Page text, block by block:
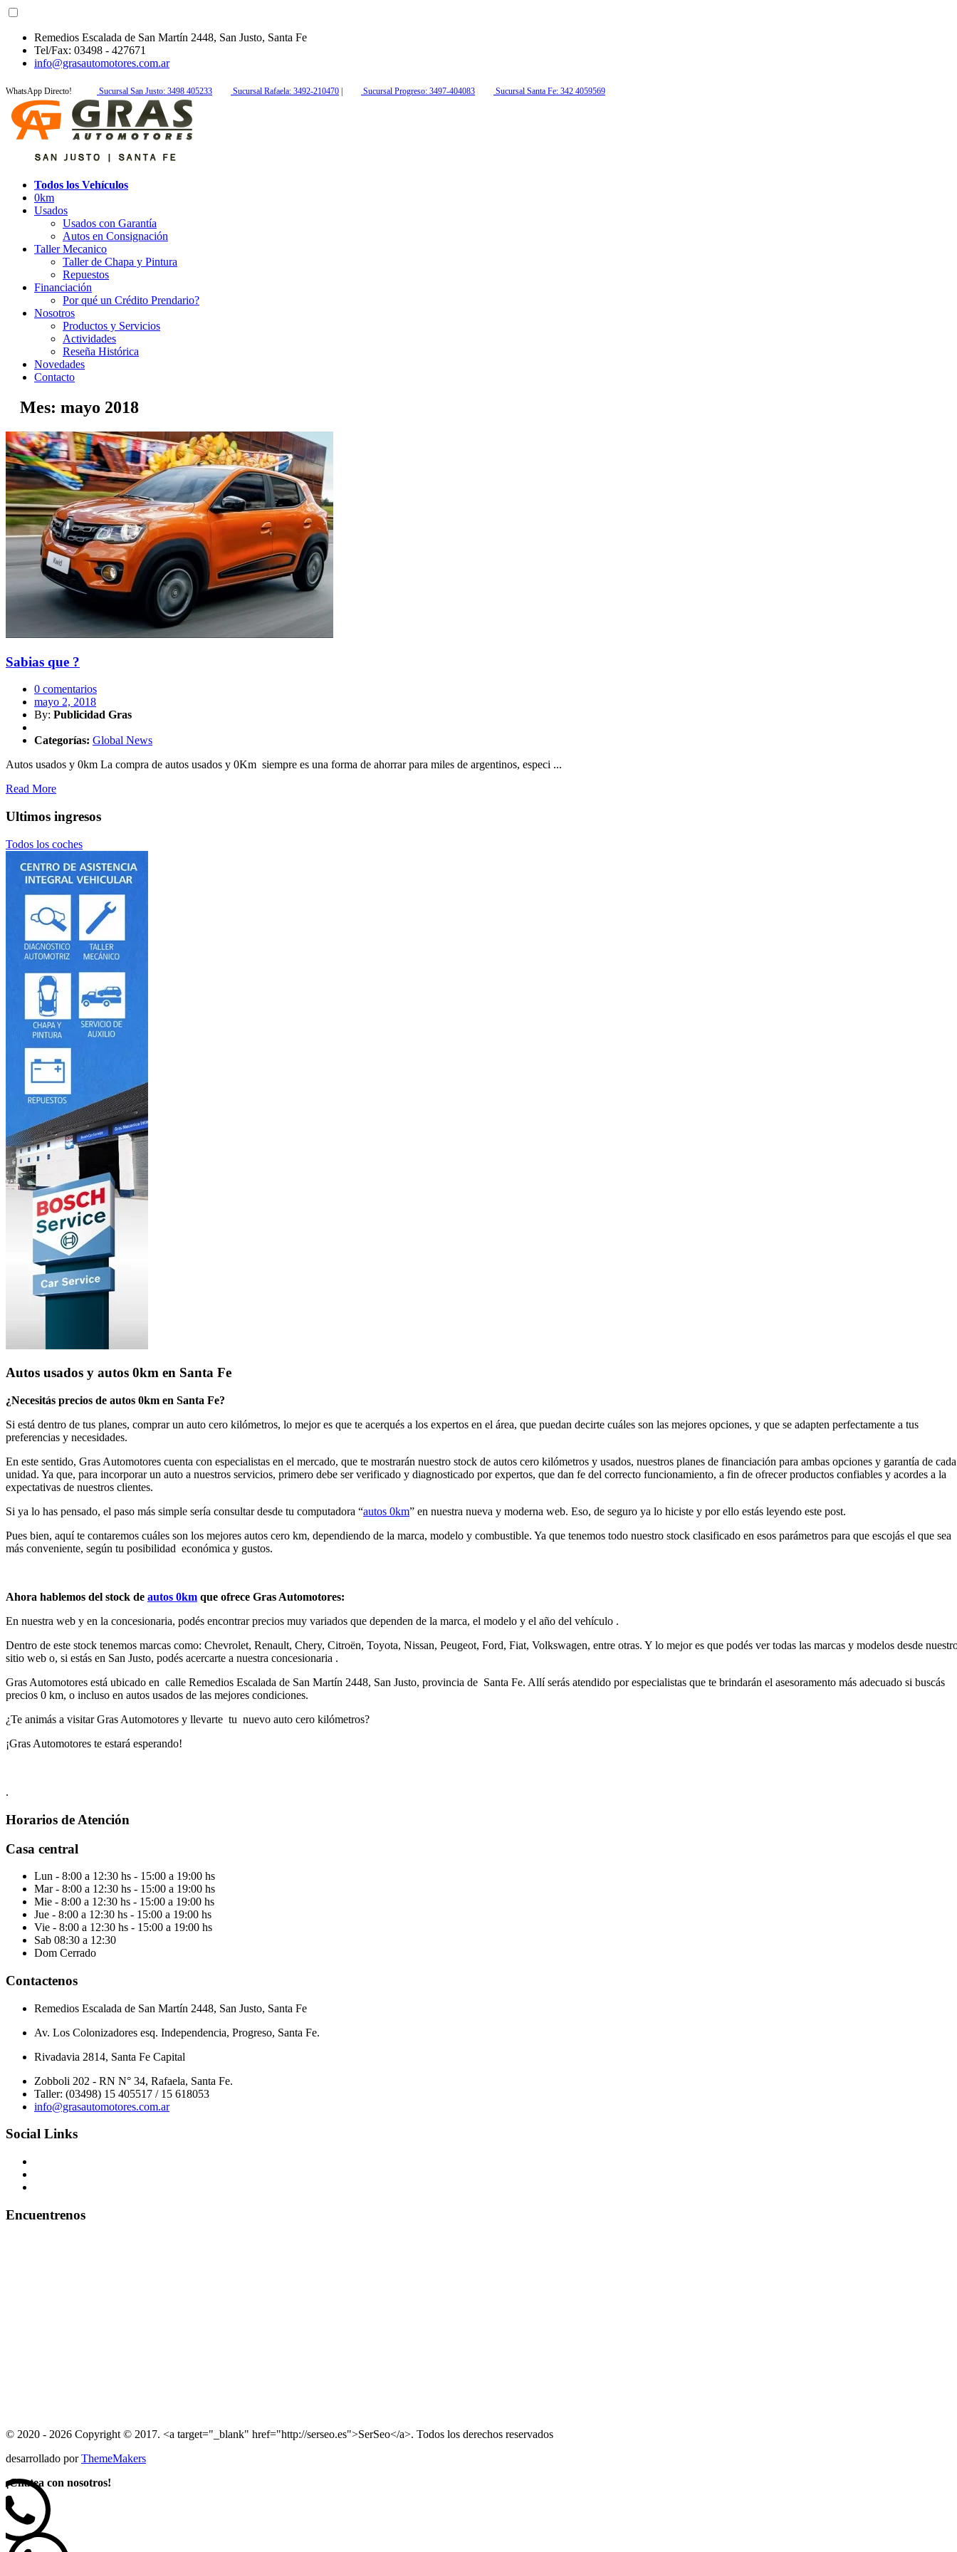
Remedios Escalada de San Martín 2448, San Justo, Santa Fe
Tel/Fax: 03498 - 427671
info@grasautomotores.com.ar
WhatsApp Directo! Sucursal San Justo: 3498 405233 Sucursal Rafaela: 3492-210470 Sucursal Progreso: 3497-404083 Sucursal Santa Fe: 342 4059569
Todos los Vehículos
0km
Usados
Usados con Garantía
Autos en Consignación
Taller Mecanico
Taller de Chapa y Pintura
Repuestos
Financiación
Por qué un Crédito Prendario?
Nosotros
Productos y Servicios
Actividades
Reseña Histórica
Novedades
Contacto
Mes: mayo 2018
Sabias que ?
0 comentarios
mayo 2, 2018
By: Publicidad Gras
Categorías: Global News
Autos usados y 0km La compra de autos usados y 0Km siempre es una forma de ahorrar para miles de argentinos, especi ...
Read More
Ultimos ingresos
Todos los coches
Autos usados y autos 0km en Santa Fe
¿Necesitás precios de autos 0km en Santa Fe?
Si está dentro de tus planes, comprar un auto cero kilómetros, lo mejor es que te acerqués a los expertos en el área, que puedan decirte cuáles son las mejores opciones, y que se adapten perfectamente a tus
preferencias y necesidades.
En este sentido, Gras Automotores cuenta con especialistas en el mercado, que te mostrarán nuestro stock de autos cero kilómetros y usados, nuestros planes de financiación para ambas opciones y garantía de cada
unidad. Ya que, para incorporar un auto a nuestros servicios, primero debe ser verificado y diagnosticado por expertos, que dan fe del correcto funcionamiento, a fin de ofrecer productos confiables y acordes a la
expectativas de nuestros clientes.
Si ya lo has pensado, el paso más simple sería consultar desde tu computadora “autos 0km” en nuestra nueva y moderna web. Eso, de seguro ya lo hiciste y por ello estás leyendo este post.
Pues bien, aquí te contaremos cuáles son los mejores autos cero km, dependiendo de la marca, modelo y combustible. Ya que tenemos todo nuestro stock clasificado en esos parámetros para que escojás el que sea
más conveniente, según tu posibilidad económica y gustos.
Ahora hablemos del stock de autos 0km que ofrece Gras Automotores:
En nuestra web y en la concesionaria, podés encontrar precios muy variados que dependen de la marca, el modelo y el año del vehículo .
Dentro de este stock tenemos marcas como: Chevrolet, Renault, Chery, Citroën, Toyota, Nissan, Peugeot, Ford, Fiat, Volkswagen, entre otras. Y lo mejor es que podés ver todas las marcas y modelos desde
sitio web o, si estás en San Justo, podés acercarte a nuestra concesionaria .
Gras Automotores está ubicado en calle Remedios Escalada de San Martín 2448, San Justo, provincia de Santa Fe. Allí serás atendido por especialistas que te brindarán el asesoramento más adecuado si buscás
precios 0 km, o incluso en autos usados de las mejores condiciones.
¿Te animás a visitar Gras Automotores y llevarte tu nuevo auto cero kilómetros?
¡Gras Automotores te estará esperando!
.
Horarios de Atención
Casa central
Lun - 8:00 a 12:30 hs - 15:00 a 19:00 hs
Mar- 8:00 a 12:30 hs - 15:00 a 19:00 hs
Mie - 8:00 a 12:30 hs - 15:00 a 19:00 hs
Jue - 8:00 a 12:30 hs - 15:00 a 19:00 hs
Vie - 8:00 a 12:30 hs - 15:00 a 19:00 hs
Sab 08:30 a 12:30
Dom Cerrado
Contactenos
Remedios Escalada de San Martín 2448, San Justo, Santa Fe
Av. Los Colonizadores esq. Independencia, Progreso, Santa Fe.
Rivadavia 2814, Santa Fe Capital
Zobboli 202 - RN N° 34, Rafaela, Santa Fe.
Taller: (03498) 15 405517 / 15 618053
info@grasautomotores.com.ar
Social Links
Encuentrenos
© 2020 - 2026 Copyright © 2017. <a target="_blank" href="http://serseo.es">SerSeo</a>. Todos los derechos reservados
desarrollado porThemeMakers
¡Chatea con nosotros!